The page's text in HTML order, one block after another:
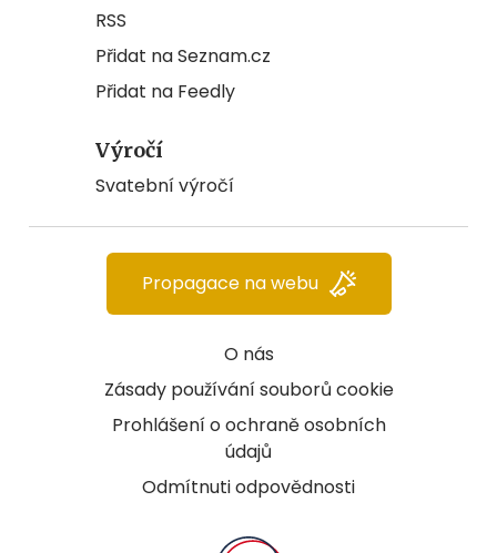
RSS
Přidat na Seznam.cz
Přidat na Feedly
Výročí
Svatební výročí
O nás
Zásady používání souborů cookie
Prohlášení o ochraně osobních
údajů
Odmítnuti odpovědnosti
Propagace na webu